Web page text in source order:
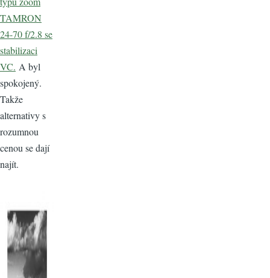
TAMRON
24-70 f/2.8 se
stabilizaci
VC. A byl
spokojený.
Takže
alternativy s
rozumnou
cenou se dají
najít.